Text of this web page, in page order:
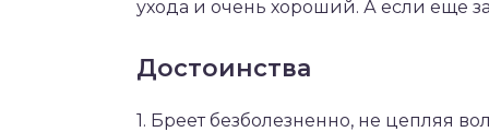
ухода и очень хороший. А если еще
Достоинства
1. Бреет безболезненно, не цепляя